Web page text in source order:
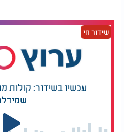
שידור חי
עכשיו בשידור: קולות